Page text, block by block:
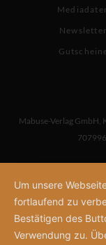
Newsletter
Mabuse-Verlag GmbH,
Um unsere
fortlaufend zu
Bestätigen des
Verwendung zu.